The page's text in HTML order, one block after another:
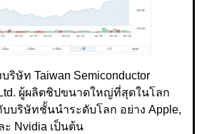
ริษัท Taiwan Semiconductor
Ltd. ผู้ผลิตชิปขนาดใหญ่ที่สุดในโลก
บริษัทชั้นนำระดับโลก อย่าง Apple,
ะ Nvidia เป็นต้น